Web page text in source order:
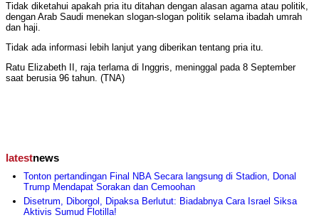
Tidak diketahui apakah pria itu ditahan dengan alasan agama atau politik,
dengan Arab Saudi menekan slogan-slogan politik selama ibadah umrah
dan haji.
Tidak ada informasi lebih lanjut yang diberikan tentang pria itu.
Ratu Elizabeth II, raja terlama di Inggris, meninggal pada 8 September
saat berusia 96 tahun. (TNA)
latestnews
Tonton pertandingan Final NBA Secara langsung di Stadion, Donal
Trump Mendapat Sorakan dan Cemoohan
Disetrum, Diborgol, Dipaksa Berlutut: Biadabnya Cara Israel Siksa
Aktivis Sumud Flotilla!